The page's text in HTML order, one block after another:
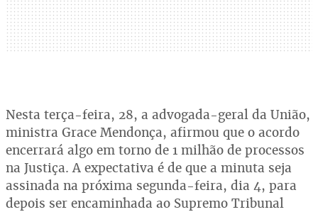
Nesta terça-feira, 28, a advogada-geral da União,
ministra Grace Mendonça, afirmou que o acordo
encerrará algo em torno de 1 milhão de processos
na Justiça. A expectativa é de que a minuta seja
assinada na próxima segunda-feira, dia 4, para
depois ser encaminhada ao Supremo Tribunal